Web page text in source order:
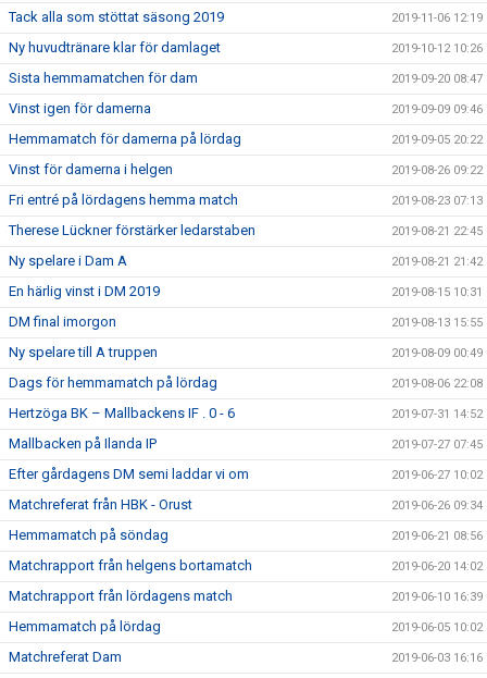
Tack alla som stöttat säsong 2019 2019-11-06 12:19
Ny huvudtränare klar för damlaget 2019-10-12 10:26
Sista hemmamatchen för dam 2019-09-20 08:47
Vinst igen för damerna 2019-09-09 09:46
Hemmamatch för damerna på lördag 2019-09-05 20:22
Vinst för damerna i helgen 2019-08-26 09:22
Fri entré på lördagens hemma match 2019-08-23 07:13
Therese Lückner förstärker ledarstaben 2019-08-21 22:45
Ny spelare i Dam A 2019-08-21 21:42
En härlig vinst i DM 2019 2019-08-15 10:31
DM final imorgon 2019-08-13 15:55
Ny spelare till A truppen 2019-08-09 00:49
Dags för hemmamatch på lördag 2019-08-06 22:08
Hertzöga BK – Mallbackens IF . 0 - 6 2019-07-31 14:52
Mallbacken på Ilanda IP 2019-07-27 07:45
Efter gårdagens DM semi laddar vi om 2019-06-27 10:02
Matchreferat från HBK - Orust 2019-06-26 09:34
Hemmamatch på söndag 2019-06-21 08:56
Matchrapport från helgens bortamatch 2019-06-20 14:02
Matchrapport från lördagens match 2019-06-10 16:39
Hemmamatch på lördag 2019-06-05 10:02
Matchreferat Dam 2019-06-03 16:16